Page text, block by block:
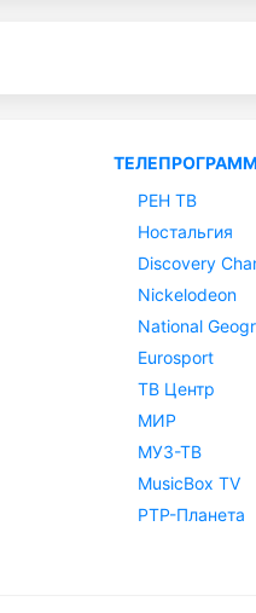
РЕН ТВ
Ностальгия
Discovery
Nickelodeon
National
Eurosport
ТВ Центр
МИР
МУЗ-ТВ
MusicBox TV
РТР-Планета